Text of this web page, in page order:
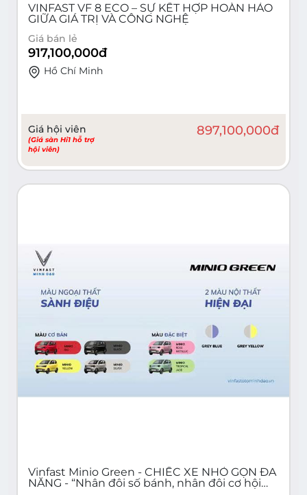
VINFAST VF 8 ECO – SỰ KẾT HỢP HOÀN HẢO
GIỮA GIÁ TRỊ VÀ CÔNG NGHỆ
Giá bán lẻ
917,100,000đ
Hồ Chí Minh
Giá hội viên
(Giá sàn Hi1 hỗ trợ
hội viên)
897,100,000đ
Vinfast Minio Green - CHIẾC XE NHỎ GỌN ĐA
NĂNG - “Nhân đôi số bánh, nhân đôi cơ hội